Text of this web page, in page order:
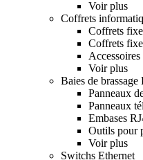
Voir plus
Coffrets
Coffrets
Coffrets
Voir plus
Baies de brassage
Panneaux
Panneaux
Embases
Outils pour
Voir plus
Switchs Ethernet